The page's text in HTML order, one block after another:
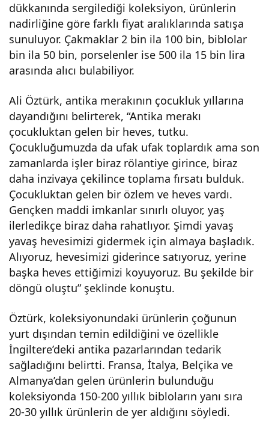
dükkanında sergilediği koleksiyon, ürünlerin
nadirliğine göre farklı fiyat aralıklarında satışa
sunuluyor. Çakmaklar 2 bin ila 100 bin, biblolar
bin ila 50 bin, porselenler ise 500 ila 15 bin lira
arasında alıcı bulabiliyor.
Ali Öztürk, antika merakının çocukluk yıllarına
dayandığını belirterek, “Antika merakı
çocukluktan gelen bir heves, tutku.
Çocukluğumuzda da ufak ufak toplardık ama son
zamanlarda işler biraz rölantiye girince, biraz
daha inzivaya çekilince toplama fırsatı bulduk.
Çocukluktan gelen bir özlem ve heves vardı.
Gençken maddi imkanlar sınırlı oluyor, yaş
ilerledikçe biraz daha rahatlıyor. Şimdi yavaş
yavaş hevesimizi gidermek için almaya başladık.
Alıyoruz, hevesimizi giderince satıyoruz, yerine
başka heves ettiğimizi koyuyoruz. Bu şekilde bir
döngü oluştu” şeklinde konuştu.
Öztürk, koleksiyonundaki ürünlerin çoğunun
yurt dışından temin edildiğini ve özellikle
İngiltere’deki antika pazarlarından tedarik
sağladığını belirtti. Fransa, İtalya, Belçika ve
Almanya’dan gelen ürünlerin bulunduğu
koleksiyonda 150-200 yıllık bibloların yanı sıra
20-30 yıllık ürünlerin de yer aldığını söyledi.